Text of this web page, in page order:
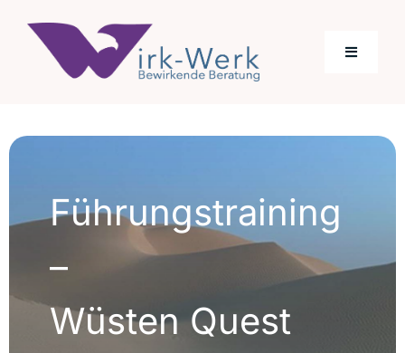
content
Toggle
Führungstraining
–
Wüsten Quest